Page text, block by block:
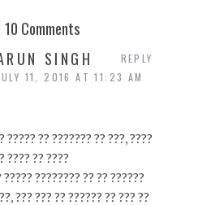
10 Comments
SINGH
11, 2016 AT 11:23 AM
????? ?? ??????? ?? ???, ????
???? ?? ????
????? ???????? ?? ?? ??????
??? ??? ?? ?????? ?? ??? ??
REPLY